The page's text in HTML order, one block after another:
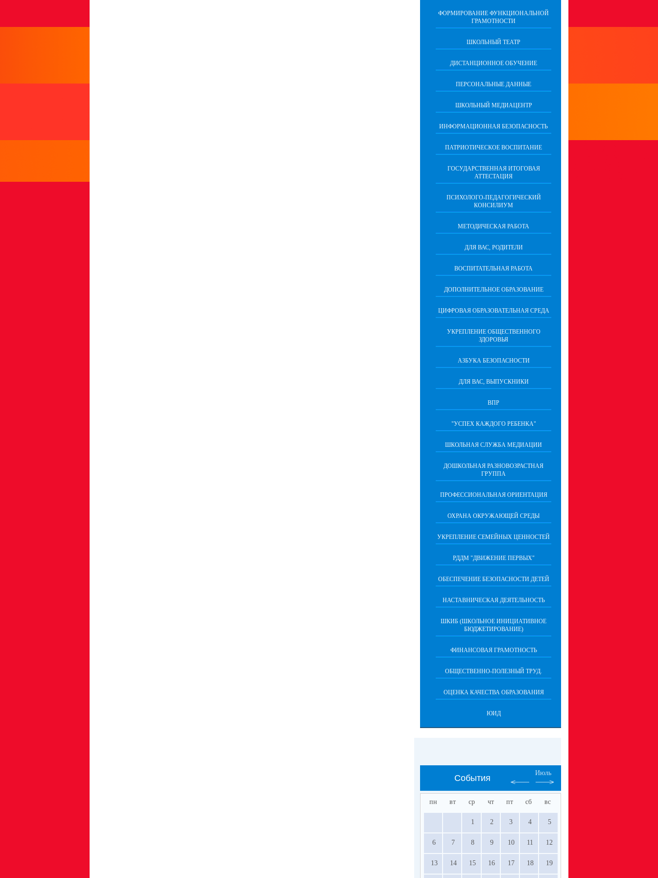
ФОРМИРОВАНИЕ ФУНКЦИОНАЛЬНОЙ
ГРАМОТНОСТИ
ШКОЛЬНЫЙ ТЕАТР
ДИСТАНЦИОННОЕ ОБУЧЕНИЕ
ПЕРСОНАЛЬНЫЕ ДАННЫЕ
ШКОЛЬНЫЙ МЕДИАЦЕНТР
ИНФОРМАЦИОННАЯ БЕЗОПАСНОСТЬ
ПАТРИОТИЧЕСКОЕ ВОСПИТАНИЕ
ГОСУДАРСТВЕННАЯ ИТОГОВАЯ
АТТЕСТАЦИЯ
ПСИХОЛОГО-ПЕДАГОГИЧЕСКИЙ
КОНСИЛИУМ
МЕТОДИЧЕСКАЯ РАБОТА
ДЛЯ ВАС, РОДИТЕЛИ
ВОСПИТАТЕЛЬНАЯ РАБОТА
ДОПОЛНИТЕЛЬНОЕ ОБРАЗОВАНИЕ
ЦИФРОВАЯ ОБРАЗОВАТЕЛЬНАЯ СРЕДА
УКРЕПЛЕНИЕ ОБЩЕСТВЕННОГО
ЗДОРОВЬЯ
АЗБУКА БЕЗОПАСНОСТИ
ДЛЯ ВАС, ВЫПУСКНИКИ
ВПР
"УСПЕХ КАЖДОГО РЕБЕНКА"
ШКОЛЬНАЯ СЛУЖБА МЕДИАЦИИ
ДОШКОЛЬНАЯ РАЗНОВОЗРАСТНАЯ
ГРУППА
ПРОФЕССИОНАЛЬНАЯ ОРИЕНТАЦИЯ
ОХРАНА ОКРУЖАЮЩЕЙ СРЕДЫ
УКРЕПЛЕНИЕ СЕМЕЙНЫХ ЦЕННОСТЕЙ
РДДМ "ДВИЖЕНИЕ ПЕРВЫХ"
ОБЕСПЕЧЕНИЕ БЕЗОПАСНОСТИ ДЕТЕЙ
НАСТАВНИЧЕСКАЯ ДЕЯТЕЛЬНОСТЬ
ШКИБ (ШКОЛЬНОЕ ИНИЦИАТИВНОЕ
БЮДЖЕТИРОВАНИЕ)
ФИНАНСОВАЯ ГРАМОТНОСТЬ
ОБЩЕСТВЕННО-ПОЛЕЗНЫЙ ТРУД.
ОЦЕНКА КАЧЕСТВА ОБРАЗОВАНИЯ
ЮИД
События
Июль
пн вт ср чт пт сб вс
1 2 3 4 5
6 7 8 9 10 11 12
13 14 15 16 17 18 19